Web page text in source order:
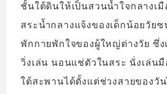
ชั้นใต้ดินให้เป็นสวนน้ำใจกลางเ
สระน้ำกลางแจ้งของเด็กน้อยวัย
พักกายพักใจของผู้ใหญ่ต่างวัย ซึ่ง
วิ่งเล่น นอนแช่ตัวในสระ นั่งเล่น
ใต้สะพานได้ตั้งแต่ช่วงสายของวั